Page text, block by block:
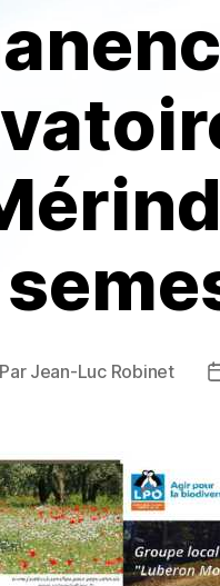
Par Jean-Luc Robinet